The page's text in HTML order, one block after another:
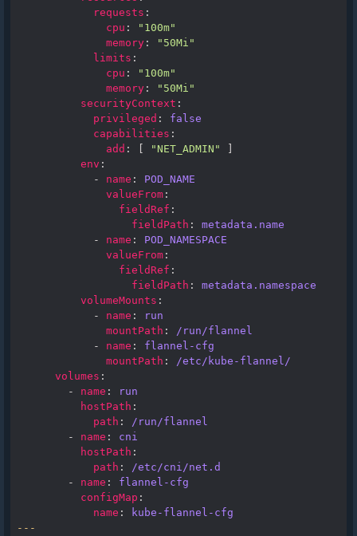
requests :
cpu :
"100m"
memory :
"50Mi"
limits :
cpu :
"100m"
memory :
"50Mi"
securityContext :
privileged :
false
capabilities :
add : "NET_ADMIN"
env :
-
name :
POD_NAME
valueFrom :
fieldRef :
fieldPath :
metadata.name
-
name :
POD_NAMESPACE
valueFrom :
fieldRef :
fieldPath :
metadata.namespace
volumeMounts :
-
name :
run
mountPath :
/run/flannel
-
name :
flannel-cfg
mountPath :
/etc/kube-flannel/
volumes :
-
name :
run
hostPath :
path :
/run/flannel
-
name :
cni
hostPath :
path :
/etc/cni/net.d
-
name :
flannel-cfg
configMap :
name :
kube-flannel-cfg
---